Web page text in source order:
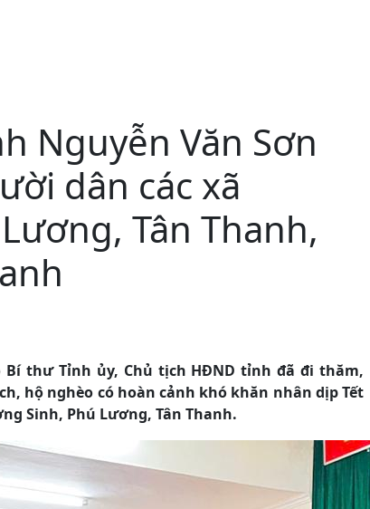
Nguyễn Văn Sơn
dân các xã
Tân Thanh,
Bí thư Tỉnh ủy, Chủ tịch HĐND tỉnh đã đi thăm,
hộ nghèo có hoàn cảnh khó khăn nhân dịp Tết
Sinh, Phú Lương, Tân Thanh.